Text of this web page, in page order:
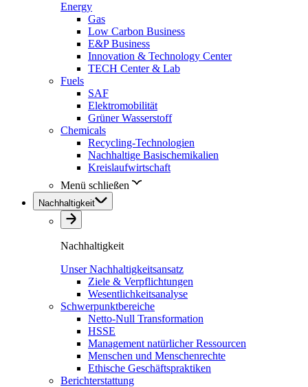
Energy
Gas
Low Carbon Business
E&P Business
Innovation & Technology Center
TECH Center & Lab
Fuels
SAF
Elektromobilität
Grüner Wasserstoff
Chemicals
Recycling-Technologien
Nachhaltige Basischemikalien
Kreislaufwirtschaft
Menü schließen
Nachhaltigkeit
Nachhaltigkeit
Unser Nachhaltigkeitsansatz
Ziele & Verpflichtungen
Wesentlichkeitsanalyse
Schwerpunktbereiche
Netto-Null Transformation
HSSE
Management natürlicher Ressourcen
Menschen und Menschenrechte
Ethische Geschäftspraktiken
Berichterstattung